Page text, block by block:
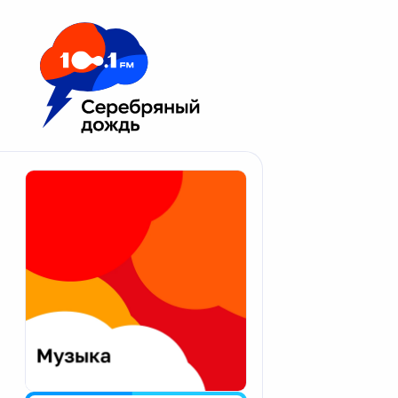
Москва 100.1 FM
Апатиты
Екатеринбург
Калининград
Калуга